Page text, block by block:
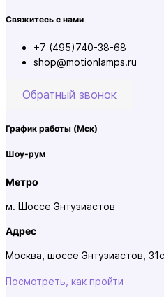
Свяжитесь с нами
+7 (495)740-38-68
shop@motionlamps.ru
Обратный звонок
График работы (Мск)
Шоу-рум
Метро
м. Шоссе Энтузиастов
Адрес
Москва, шоссе Энтузиастов,
Посмотреть, как пройти